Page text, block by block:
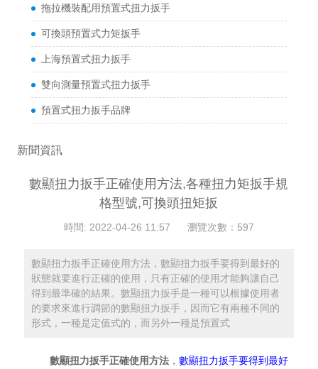
拖拉機裝配用預置式扭力扳手
可換頭預置式力矩扳手
上海預置式扭力扳手
雙向測量預置式扭力扳手
預置式扭力扳手品牌
新聞資訊
數顯扭力扳手正確使用方法,各種扭力矩扳手規
格型號,可換頭扭矩扳
時間: 2022-04-26 11:57 瀏覽次數： 597
數顯扭力扳手正確使用方法，數顯扭力扳手要得到最好的
狀態就要進行正確的使用，只有正確的使用才能夠讓自己
得到最準確的結果。數顯扭力扳手是一種可以根據使用者
的要求來進行調節的數顯扭力扳手，因而它有兩種不同的
形式，一種是定值式的，而另外一種是預置式
數顯扭力扳手正確使用方法， 數顯扭力扳手要得到最好